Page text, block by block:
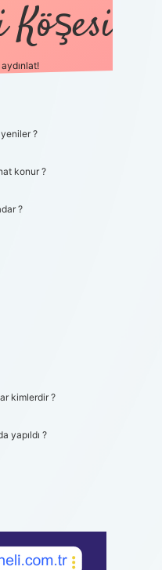
?
konur ?
?
kimlerdir ?
yapıldı ?